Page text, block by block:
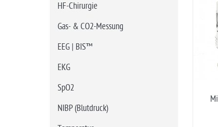
HF-Chirurgie
Gas- & CO2-Messung
EEG | BIS™
EKG
SpO2
NIBP (Blutdruck)